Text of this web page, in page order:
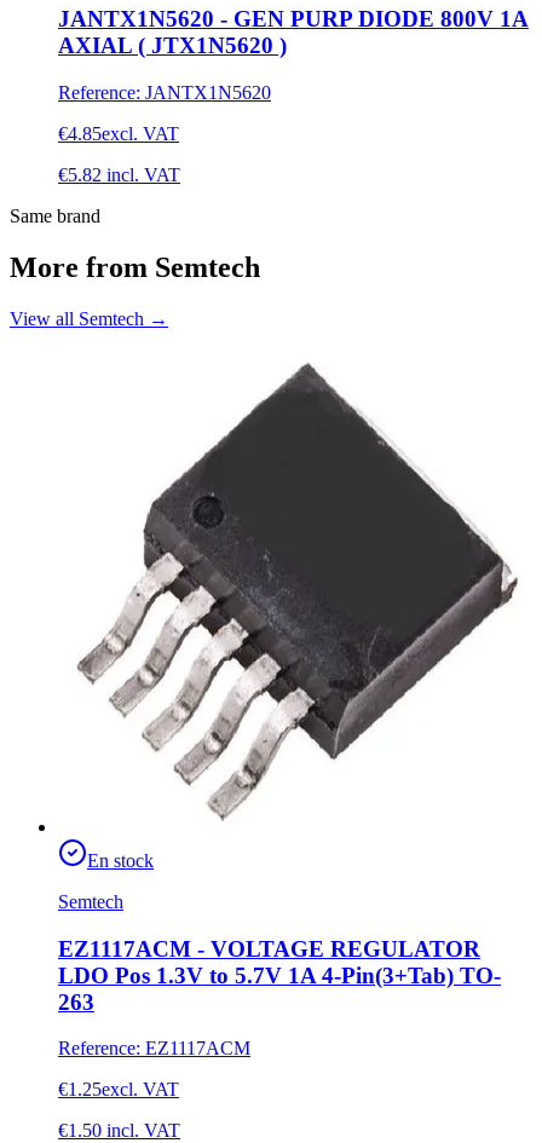
JANTX1N5620 - GEN PURP DIODE 800V 1A
AXIAL ( JTX1N5620 )
Reference: JANTX1N5620
€4.85excl. VAT
€5.82 incl. VAT
Same brand
More from Semtech
View all Semtech →
En stock
Semtech
EZ1117ACM - VOLTAGE REGULATOR
LDO Pos 1.3V to 5.7V 1A 4-Pin(3+Tab) TO-
263
Reference: EZ1117ACM
€1.25excl. VAT
€1.50 incl. VAT